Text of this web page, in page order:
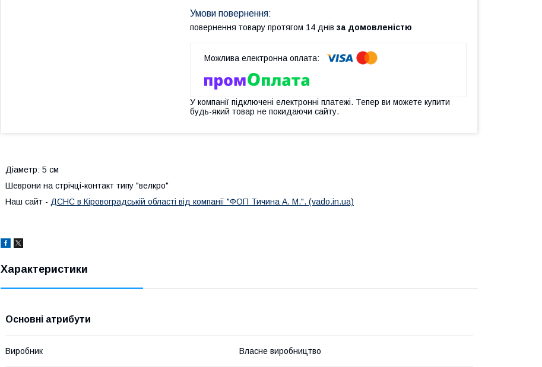
повернення товару протягом 14 днів за домовленістю
У компанії підключені електронні платежі. Тепер ви можете купити
будь-який товар не покидаючи сайту.
Діаметр: 5 см
Шеврони на стрічці-контакт типу "велкро"
Наш сайт - ДСНС в Кіровоградській області від компанії "ФОП Тичина А. М.". (vado.in.ua)
Характеристики
Основні атрибути
Виробник Власне виробництво